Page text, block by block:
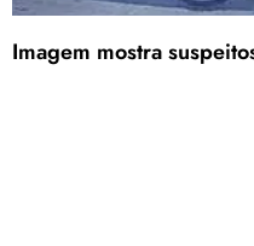
Imagem mostra